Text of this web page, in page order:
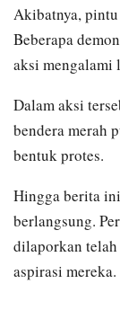
Akibatnya,
Beberapa
aksi mengalami
Dalam aksi
bendera merah
bentuk protes.
Hingga berita
berlangsung.
dilaporkan telah
aspirasi mereka.